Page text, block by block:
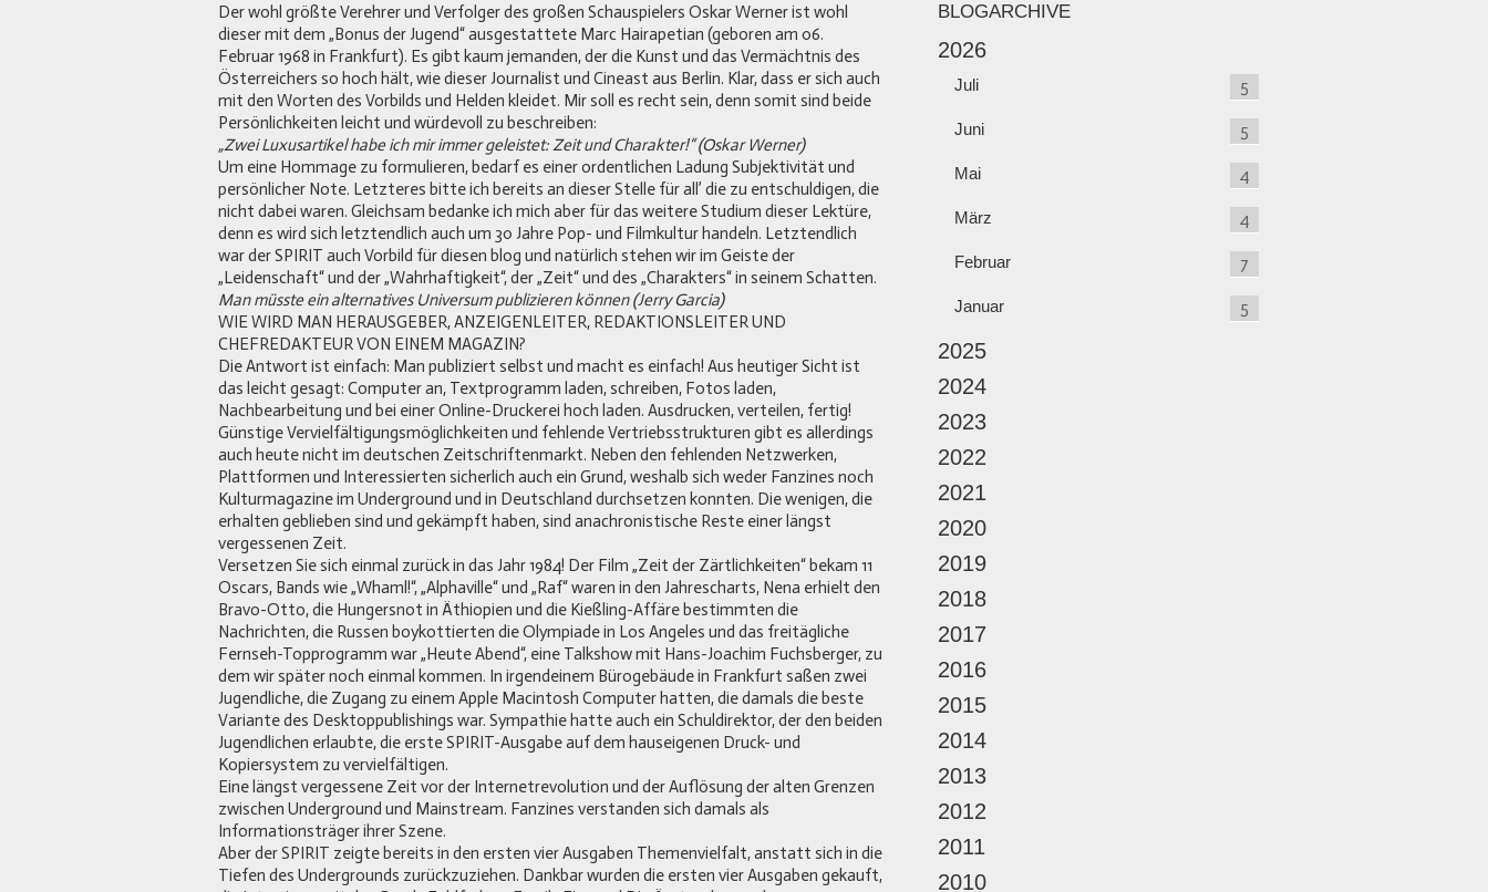
Der wohl größte Verehrer und Verfolger des großen Schauspielers Oskar Werner ist wohl
dieser mit dem „Bonus der Jugend“ ausgestattete Marc Hairapetian (geboren am 06.
Februar 1968 in Frankfurt). Es gibt kaum jemanden, der die Kunst und das Vermächtnis des
Österreichers so hoch hält, wie dieser Journalist und Cineast aus Berlin. Klar, dass er sich auch
mit den Worten des Vorbilds und Helden kleidet. Mir soll es recht sein, denn somit sind beide
Persönlichkeiten leicht und würdevoll zu beschreiben:
„Zwei Luxusartikel habe ich mir immer geleistet: Zeit und Charakter!“ (Oskar Werner)
Um eine Hommage zu formulieren, bedarf es einer ordentlichen Ladung Subjektivität und
persönlicher Note. Letzteres bitte ich bereits an dieser Stelle für all’ die zu entschuldigen, die
nicht dabei waren. Gleichsam bedanke ich mich aber für das weitere Studium dieser Lektüre,
denn es wird sich letztendlich auch um 30 Jahre Pop- und Filmkultur handeln. Letztendlich
war der SPIRIT auch Vorbild für diesen blog und natürlich stehen wir im Geiste der
„Leidenschaft“ und der „Wahrhaftigkeit“, der „Zeit“ und des „Charakters“ in seinem Schatten.
Man müsste ein alternatives Universum publizieren können (Jerry Garcia)
WIE WIRD MAN HERAUSGEBER, ANZEIGENLEITER, REDAKTIONSLEITER UND
CHEFREDAKTEUR VON EINEM MAGAZIN?
Die Antwort ist einfach: Man publiziert selbst und macht es einfach! Aus heutiger Sicht ist
das leicht gesagt: Computer an, Textprogramm laden, schreiben, Fotos laden,
Nachbearbeitung und bei einer Online-Druckerei hoch laden. Ausdrucken, verteilen, fertig!
Günstige Vervielfältigungsmöglichkeiten und fehlende Vertriebsstrukturen gibt es allerdings
auch heute nicht im deutschen Zeitschriftenmarkt. Neben den fehlenden Netzwerken,
Plattformen und Interessierten sicherlich auch ein Grund, weshalb sich weder Fanzines noch
Kulturmagazine im Underground und in Deutschland durchsetzen konnten. Die wenigen, die
erhalten geblieben sind und gekämpft haben, sind anachronistische Reste einer längst
vergessenen Zeit.
Versetzen Sie sich einmal zurück in das Jahr 1984! Der Film „Zeit der Zärtlichkeiten“ bekam 11
Oscars, Bands wie „Whaml!“, „Alphaville“ und „Raf“ waren in den Jahrescharts, Nena erhielt den
Bravo-Otto, die Hungersnot in Äthiopien und die Kießling-Affäre bestimmten die
Nachrichten, die Russen boykottierten die Olympiade in Los Angeles und das freitägliche
Fernseh-Topprogramm war „Heute Abend“, eine Talkshow mit Hans-Joachim Fuchsberger, zu
dem wir später noch einmal kommen. In irgendeinem Bürogebäude in Frankfurt saßen zwei
Jugendliche, die Zugang zu einem Apple Macintosh Computer hatten, die damals die beste
Variante des Desktoppublishings war. Sympathie hatte auch ein Schuldirektor, der den beiden
Jugendlichen erlaubte, die erste SPIRIT-Ausgabe auf dem hauseigenen Druck- und
Kopiersystem zu vervielfältigen.
Eine längst vergessene Zeit vor der Internetrevolution und der Auflösung der alten Grenzen
zwischen Underground und Mainstream. Fanzines verstanden sich damals als
Informationsträger ihrer Szene.
Aber der SPIRIT zeigte bereits in den ersten vier Ausgaben Themenvielfalt, anstatt sich in die
Tiefen des Undergrounds zurückzuziehen. Dankbar wurden die ersten vier Ausgaben gekauft,
BLOGARCHIVE
2026
Juli 5
Juni 5
Mai 4
März 4
Februar 7
Januar 5
2025
2024
2023
2022
2021
2020
2019
2018
2017
2016
2015
2014
2013
2012
2011
2010